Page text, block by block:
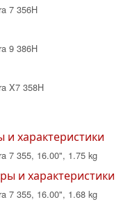
7 356H
9 386H
X7 358H
и характеристики
7 355, 16.00", 1.75 kg
и характеристики
7 355, 16.00", 1.68 kg